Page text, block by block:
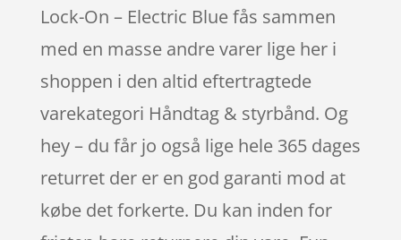
Lock-On – Electric Blue fås sammen
med en masse andre varer lige her i
shoppen i den altid eftertragtede
varekategori Håndtag & styrbånd. Og
hey – du får jo også lige hele 365 dages
returret der er en god garanti mod at
købe det forkerte. Du kan inden for